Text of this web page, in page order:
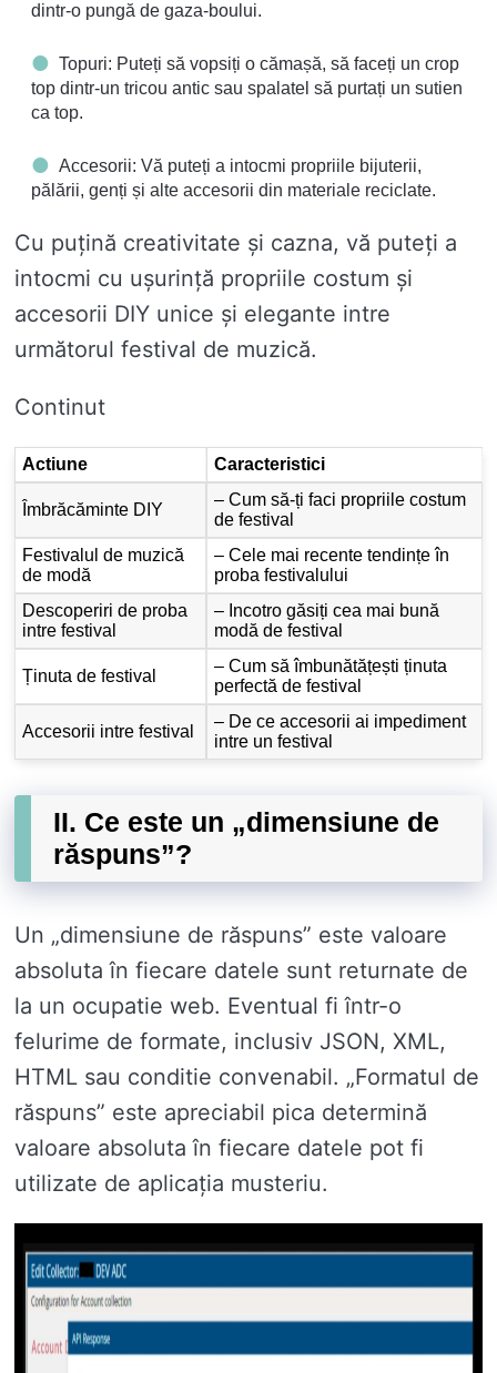
dintr-o pungă de gaza-boului.
Topuri: Puteți să vopsiți o cămașă, să faceți un crop
top dintr-un tricou antic sau spalatel să purtați un sutien
ca top.
Accesorii: Vă puteți a intocmi propriile bijuterii,
pălării, genți și alte accesorii din materiale reciclate.
Cu puțină creativitate și cazna, vă puteți a
intocmi cu ușurință propriile costum și
accesorii DIY unice și elegante intre
următorul festival de muzică.
Continut
Actiune Caracteristici
Îmbrăcăminte DIY
– Cum să-ți faci propriile costum
de festival
Festivalul de muzică
de modă
– Cele mai recente tendințe în
proba festivalului
Descoperiri de proba
intre festival
– Incotro găsiți cea mai bună
modă de festival
Ținuta de festival
– Cum să îmbunătățești ținuta
perfectă de festival
Accesorii intre festival
– De ce accesorii ai impediment
intre un festival
II. Ce este un „dimensiune de
răspuns”?
Un „dimensiune de răspuns” este valoare
absoluta în fiecare datele sunt returnate de
la un ocupatie web. Eventual fi într-o
felurime de formate, inclusiv JSON, XML,
HTML sau conditie convenabil. „Formatul de
răspuns” este apreciabil pica determină
valoare absoluta în fiecare datele pot fi
utilizate de aplicația musteriu.